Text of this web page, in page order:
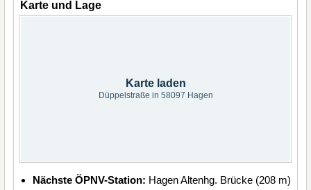
Karte und Lage
Karte laden
Düppelstraße in 58097 Hagen
Nächste ÖPNV-Station: Hagen Altenhg. Brücke (208 m)